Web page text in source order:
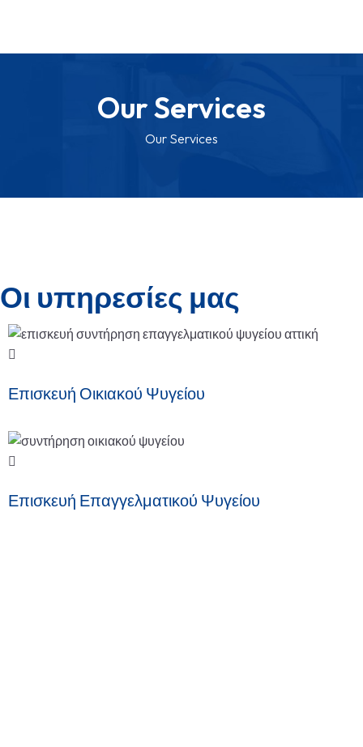
Our Services
Our Services
Οι υπηρεσίες μας
Επισκευή Οικιακού Ψυγείου
Επισκευή Επαγγελματικού Ψυγείου